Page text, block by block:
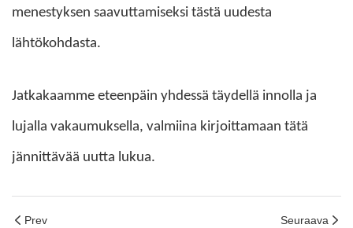
menestyksen saavuttamiseksi tästä uudesta
lähtökohdasta.
Jatkakaamme eteenpäin yhdessä täydellä innolla ja
lujalla vakaumuksella, valmiina kirjoittamaan tätä
jännittävää uutta lukua.
Prev Seuraava